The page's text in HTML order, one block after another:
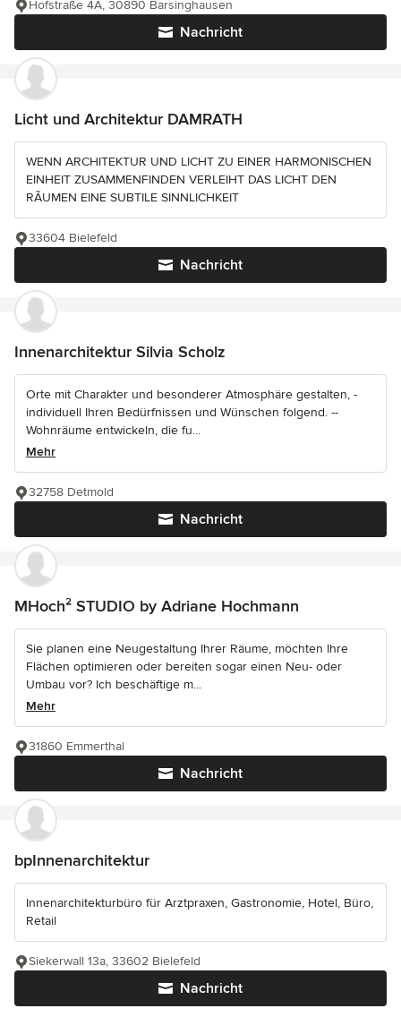
Nachricht
Hofstraße 4A, 30890 Barsinghausen
Licht und Architektur DAMRATH
WENN ARCHITEKTUR UND LICHT ZU EINER HARMONISCHEN
EINHEIT ZUSAMMENFINDEN VERLEIHT DAS LICHT DEN
RÃUMEN EINE SUBTILE SINNLICHKEIT
Nachricht
33604 Bielefeld
Innenarchitektur Silvia Scholz
Orte mit Charakter und besonderer Atmosphäre gestalten, -
individuell Ihren Bedürfnissen und Wünschen folgend. --
Wohnräume entwickeln, die fu...
Mehr
Nachricht
32758 Detmold
MHoch² STUDIO by Adriane Hochmann
Sie planen eine Neugestaltung Ihrer Räume, möchten Ihre
Flächen optimieren oder bereiten sogar einen Neu- oder
Umbau vor? Ich beschäftige m...
Mehr
Nachricht
31860 Emmerthal
bpInnenarchitektur
Innenarchitekturbüro für Arztpraxen, Gastronomie, Hotel, Büro,
Retail
Nachricht
Siekerwall 13a, 33602 Bielefeld